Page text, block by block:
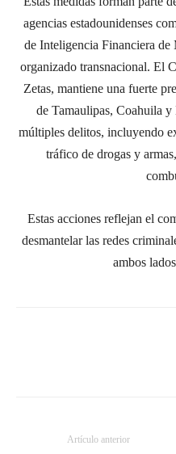
agencias estadounidenses
de Inteligencia Financiera
organizado transnacional. El
Zetas, mantiene una fuerte
de Tamaulipas, Coahuila
múltiples delitos, incluyendo
tráfico de drogas y
Estas acciones reflejan el
desmantelar las redes
ambos
Artículo anterior